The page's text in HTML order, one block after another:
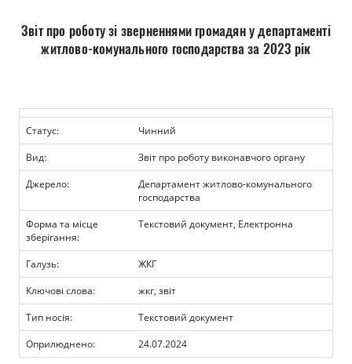
Бюджет
Прозорість влади
Документи
Звіт про роботу зі зверненнями громадян у департаменті
житлово-комунального господарства за 2023 рік
Статус:
Чинний
Вид:
Звіт про роботу виконавчого органу
Джерело:
Департамент житлово-комунального
господарства
Форма та місце
зберігання:
Текстовий документ, Електронна
Галузь:
ЖКГ
Ключові слова:
жкг, звіт
Тип носія:
Текстовий документ
Оприлюднено:
24.07.2024